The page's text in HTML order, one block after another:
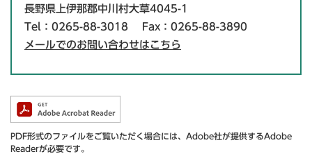
長野県上伊那郡中川村大草4045-1
Tel：0265-88-3018
Fax：0265-88-3890
メールでのお問い合わせはこちら
PDF形式のファイルをご覧いただく場合には、Adobe社が提供するAdobe
Readerが必要です。